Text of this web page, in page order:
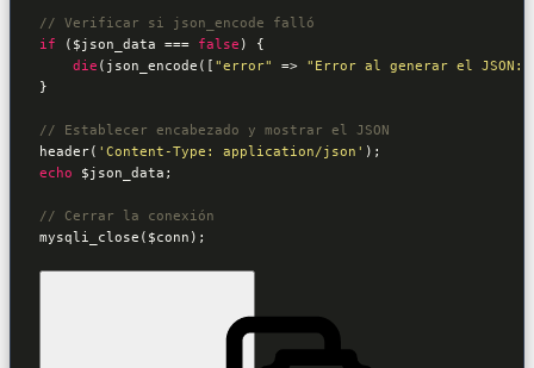
// Verificar si json_encode falló
if ( $json_data === false ) {
die (json_encode([ "error" => "Error al generar el JSON:
}
// Establecer encabezado y mostrar el JSON
header( 'Content-Type: application/json'
echo
$json_data ;
// Cerrar la conexión
mysqli_close( $conn );